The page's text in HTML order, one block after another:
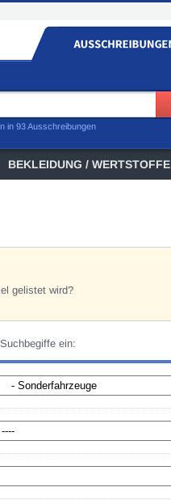
in 93 Ausschreibungen
BEKLEIDUNG / WERTSTOFFE
gelistet wird?
ein: